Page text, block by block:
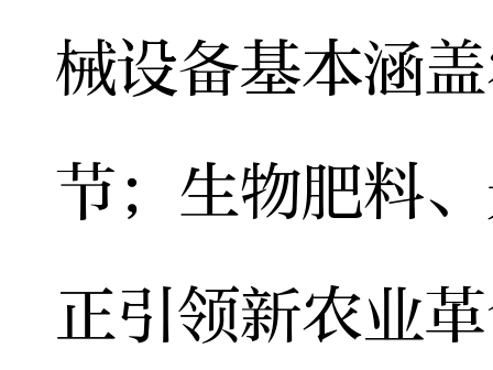
械设备基本涵
节；生物肥料
正引领新农业